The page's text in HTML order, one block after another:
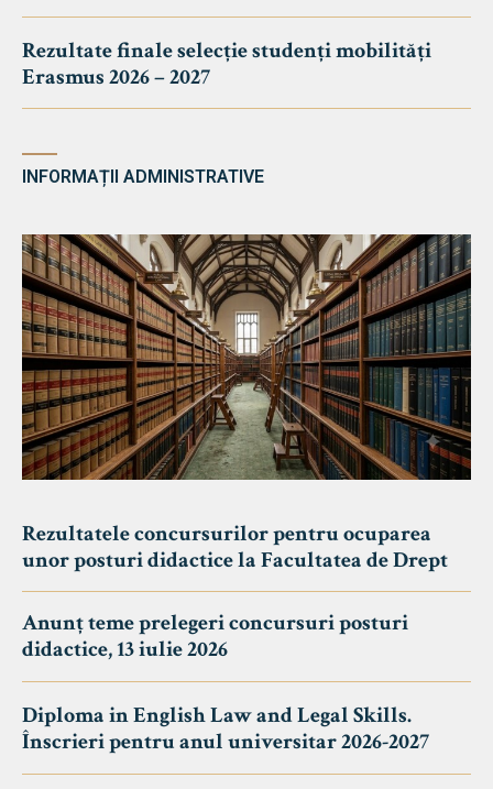
Rezultate finale selecție studenți mobilități
Erasmus 2026 – 2027
INFORMAȚII ADMINISTRATIVE
Rezultatele concursurilor pentru ocuparea
unor posturi didactice la Facultatea de Drept
Anunț teme prelegeri concursuri posturi
didactice, 13 iulie 2026
Diploma in English Law and Legal Skills.
Înscrieri pentru anul universitar 2026-2027